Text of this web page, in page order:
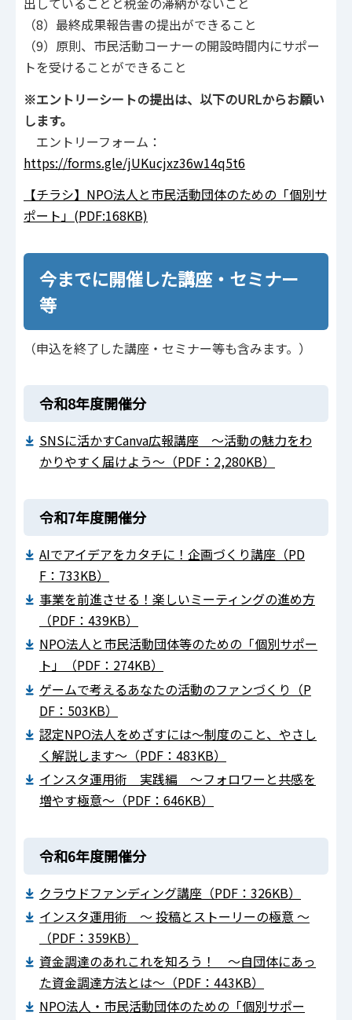
（8）最終成果報告書の提出ができること
（9）原則、市民活動コーナーの開設時間内にサポー
トを受けることができること
※エントリーシートの提出は、以下のURLからお願い
します。
エントリーフォーム：
https://forms.gle/jUKucjxz36w14q5t6
【チラシ】NPO法人と市民活動団体のための「個別サ
ポート」(PDF:168KB)
今までに開催した講座・セミナー
等
（申込を終了した講座・セミナー等も含みます。）
令和8年度開催分
SNSに活かすCanva広報講座 ～活動の魅力をわ
かりやすく届けよう～（PDF：2,280KB）
令和7年度開催分
AIでアイデアをカタチに！企画づくり講座（PD
F：733KB）
事業を前進させる！楽しいミーティングの進め方
（PDF：439KB）
NPO法人と市民活動団体等のための「個別サポー
ト」（PDF：274KB）
ゲームで考えるあなたの活動のファンづくり（P
DF：503KB）
認定NPO法人をめざすには～制度のこと、やさし
く解説します～（PDF：483KB）
インスタ運用術 実践編 ～フォロワーと共感を
増やす極意～（PDF：646KB）
令和6年度開催分
クラウドファンディング講座（PDF：326KB）
インスタ運用術 ～ 投稿とストーリーの極意 ～
（PDF：359KB）
資金調達のあれこれを知ろう！ ～自団体にあっ
た資金調達方法とは～（PDF：443KB）
NPO法人・市民活動団体のための「個別サポー